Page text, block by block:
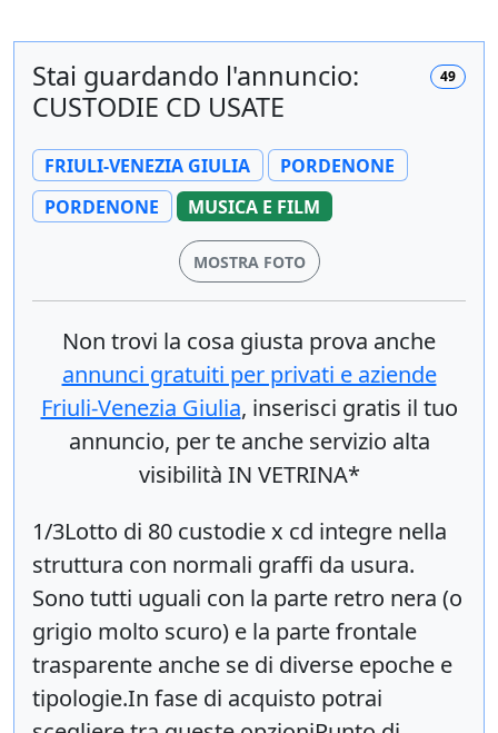
49
Stai guardando l'annuncio:
CUSTODIE CD USATE
FRIULI-VENEZIA GIULIA
PORDENONE
PORDENONE
MUSICA E FILM
MOSTRA FOTO
Non trovi la cosa giusta prova anche
annunci gratuiti per privati e aziende
Friuli-Venezia Giulia, inserisci gratis il tuo
annuncio, per te anche servizio alta
visibilità IN VETRINA*
1/3Lotto di 80 custodie x cd integre nella
struttura con normali graffi da usura.
Sono tutti uguali con la parte retro nera (o
grigio molto scuro) e la parte frontale
trasparente anche se di diverse epoche e
tipologie.In fase di acquisto potrai